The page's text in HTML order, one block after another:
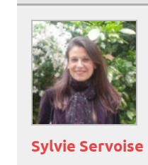
Sylvie Servoise